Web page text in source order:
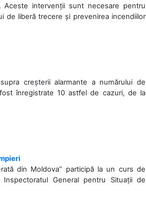
intervenții sunt necesare pentru
de liberă trecere și prevenirea incendiilor
creșterii alarmante a numărului de
înregistrate 10 astfel de cazuri, de la
din Moldova” participă la un curs de
General pentru Situații de